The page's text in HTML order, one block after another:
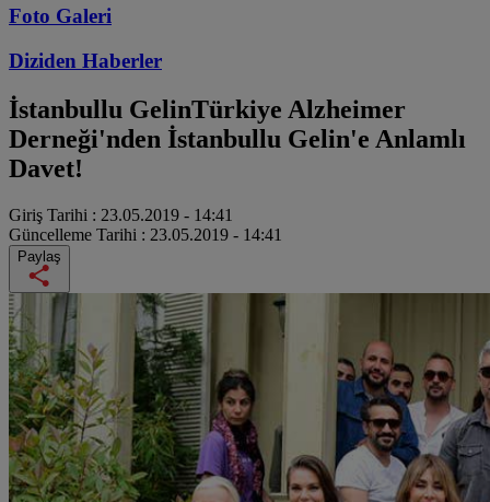
Foto Galeri
Diziden Haberler
İstanbullu GelinTürkiye Alzheimer
Derneği'nden İstanbullu Gelin'e Anlamlı
Davet!
Giriş Tarihi : 23.05.2019 - 14:41
Güncelleme Tarihi : 23.05.2019 - 14:41
Paylaş